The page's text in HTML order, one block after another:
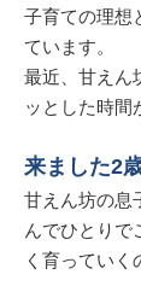
子育ての理想
ています。
最近、甘えん
ッとした時
来ました2
甘えん坊の息
んでひとりで
く育っていく